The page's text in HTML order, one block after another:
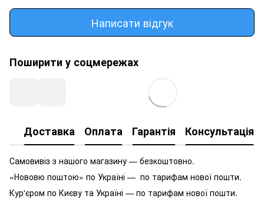
Написати відгук
Поширити у соцмережах
Доставка Оплата Гарантія Консультація
Самовивіз з нашого магазину — безкоштовно.
«Нововю поштою» по Україні — по тарифам нової пошти.
Кур'єром по Києву та Україні — по тарифам нової пошти.